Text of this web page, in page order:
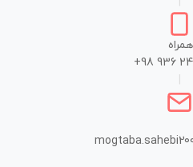
+98 936 24